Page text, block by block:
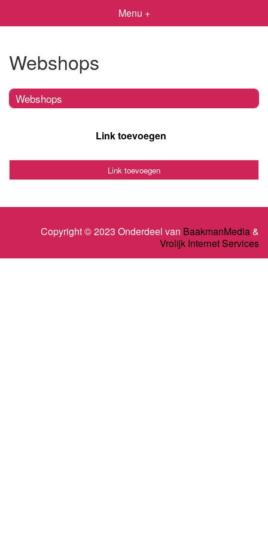
Menu +
Webshops
Webshops
Link toevoegen
Link toevoegen
Copyright © 2023 Onderdeel van BaakmanMedia&
Vrolijk Internet Services